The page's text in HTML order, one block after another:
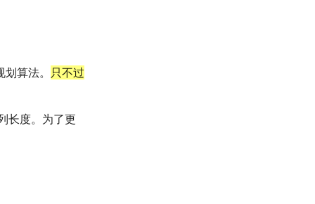
算法。 只不过
长度。为了更